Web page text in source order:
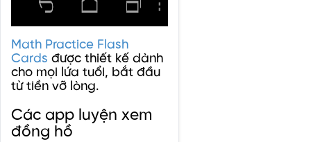
Math Practice Flash
Cards được thiết kế dành
cho mọi lứa tuổi, bắt đầu
từ tiền vỡ lòng.
Các app luyện xem
đồng hồ